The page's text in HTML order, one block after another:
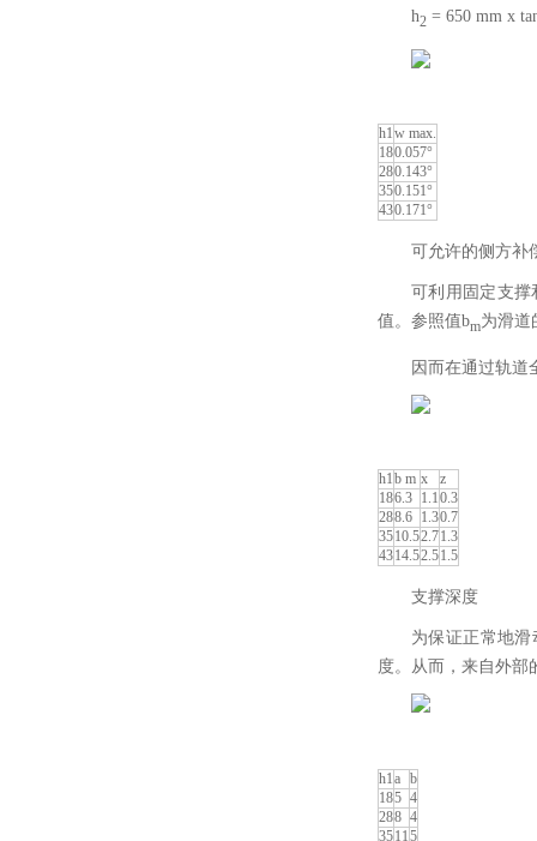
h2 = 650 mm x
h1w max.
180.057°
280.143°
350.151°
430.171°
可允许的侧方补
可利用固定支撑
值。参照值bm为滑道
因而在通过轨道
h1b m x
z
186.3 1.10.3
288.6 1.30.7
3510.52.71.3
4314.52.51.5
支撑深度
为保证正常地
度。从而，来自外部
h1 a b
185 4
288 4
3511 5